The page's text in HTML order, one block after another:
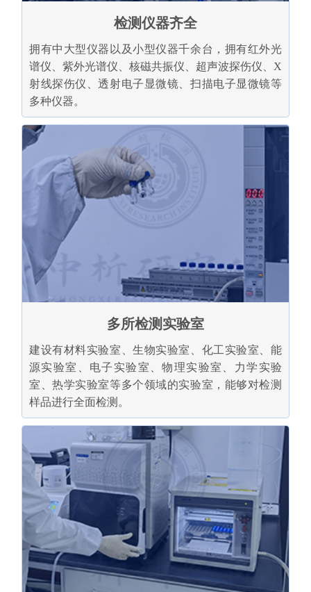
检测仪器齐全
拥有中大型仪器以及小型仪器千余台，拥有红外光
谱仪、紫外光谱仪、核磁共振仪、超声波探伤仪、X
射线探伤仪、透射电子显微镜、扫描电子显微镜等
多种仪器。
多所检测实验室
建设有材料实验室、生物实验室、化工实验室、能
源实验室、电子实验室、物理实验室、力学实验
室、热学实验室等多个领域的实验室，能够对检测
样品进行全面检测。